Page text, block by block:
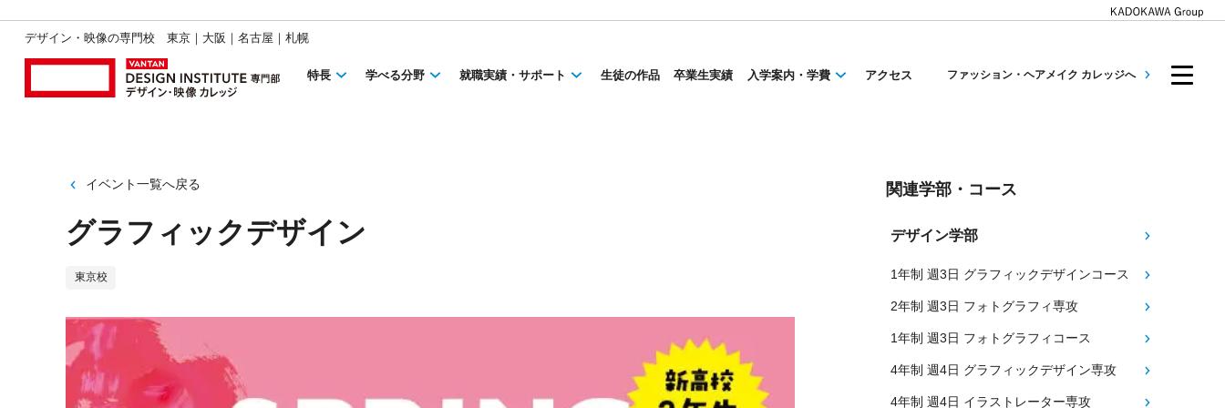
デザイン・映像の専門校 東京｜大阪｜名古屋｜札幌
特長 学べる分野 就職実績・サポート 生徒の作品 卒業生実績 入学案内・学費 アクセス ファッション・ヘアメイク カレッジへ
イベント一覧へ戻る
グラフィックデザイン
東京校
関連学部・コース
デザイン学部
1年制 週3日 グラフィックデザインコース
2年制 週3日 フォトグラフィ専攻
1年制 週3日 フォトグラフィコース
4年制 週4日 グラフィックデザイン専攻
4年制 週4日 イラストレーター専攻